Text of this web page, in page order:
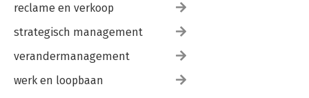
reclame en verkoop
strategisch management
verandermanagement
werk en loopbaan